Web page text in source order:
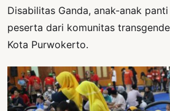
Disabilitas Ganda, anak-anak
peserta dari komunitas
Kota Purwokerto.